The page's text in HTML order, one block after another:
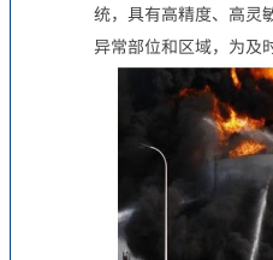
统，具有高精度、高灵
异常部位和区域，为及